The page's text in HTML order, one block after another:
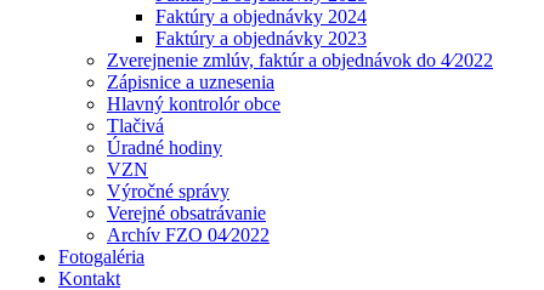
Faktúry a objednávky 2024
Faktúry a objednávky 2023
Zverejnenie zmlúv, faktúr a objednávok do 4⁄2022
Zápisnice a uznesenia
Hlavný kontrolór obce
Tlačivá
Úradné hodiny
VZN
Výročné správy
Verejné obsatrávanie
Archív FZO 04⁄2022
Fotogaléria
Kontakt